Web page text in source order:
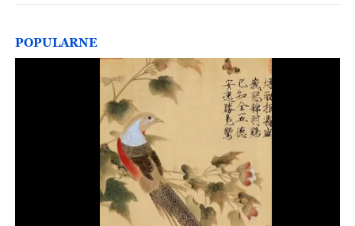
POPULARNE